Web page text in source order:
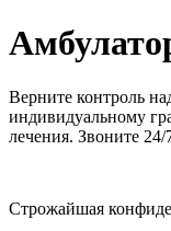
Верните контроль
индивидуальному
лечения. Звоните 24/
Строжайшая